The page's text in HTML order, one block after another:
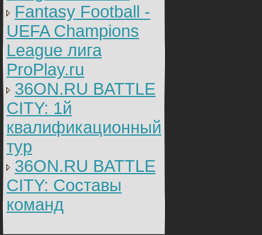
Fantasy Football -
UEFA Champions
League лига
ProPlay.ru
36ON.RU BATTLE
CITY: 1й
квалификационный
тур
36ON.RU BATTLE
CITY: Составы
команд